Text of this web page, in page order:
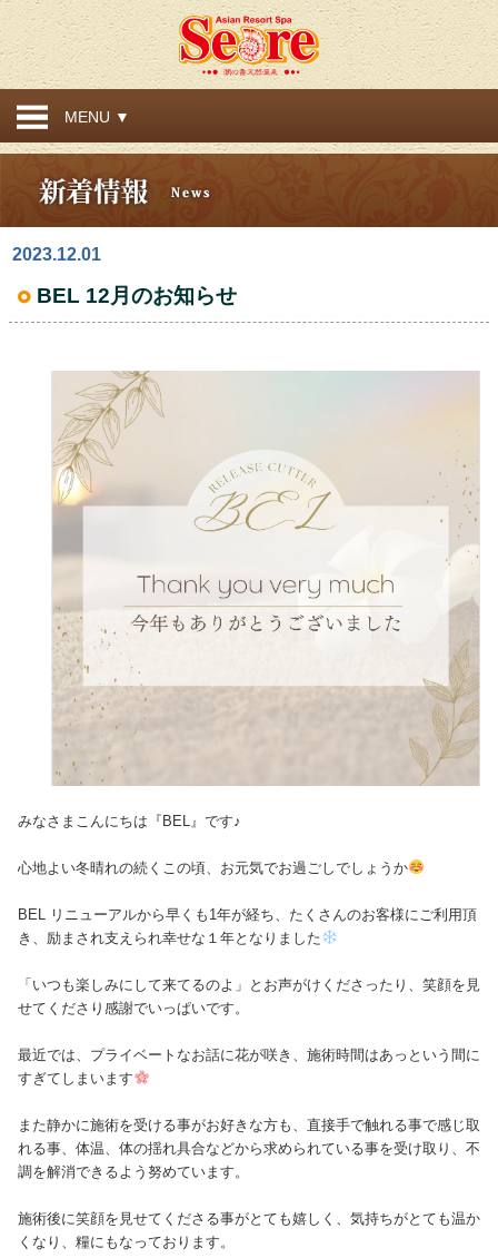
MENU ▼
2023.12.01
BEL 12月のお知らせ
みなさまこんにちは『BEL』です♪
心地よい冬晴れの続くこの頃、お元気でお過ごしでしょうか
BEL リニューアルから早くも1年が経ち、たくさんのお客様にご利用頂
き、励まされ支えられ幸せな１年となりました
「いつも楽しみにして来てるのよ」とお声がけくださったり、笑顔を見
せてくださり感謝でいっぱいです。
最近では、プライベートなお話に花が咲き、施術時間はあっという間に
すぎてしまいます
また静かに施術を受ける事がお好きな方も、直接手で触れる事で感じ取
れる事、体温、体の揺れ具合などから求められている事を受け取り、不
調を解消できるよう努めています。
施術後に笑顔を見せてくださる事がとても嬉しく、気持ちがとても温か
くなり、糧にもなっております。